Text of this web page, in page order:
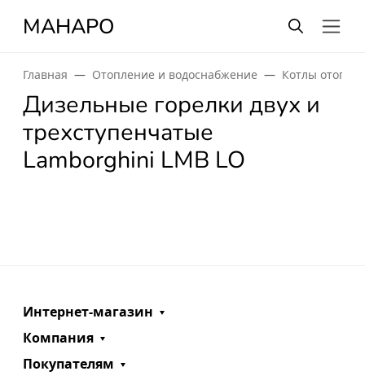
МАНАРО
Главная Отопление и водоснабжение Котлы
Дизельные горелки двух и
трехступенчатые
Lamborghini LMB LO
Интернет-магазин
Компания
Покупателям